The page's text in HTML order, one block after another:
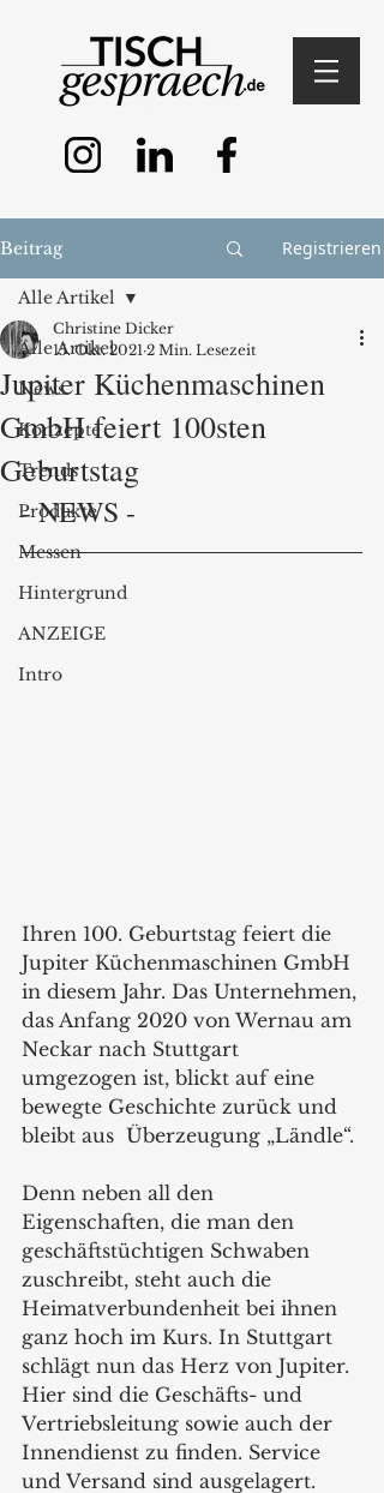
Beitrag Registrieren
Alle Artikel
News
Konzepte
Trends
Produkte
Messen
Hintergrund
ANZEIGE
Intro
Alle Artikel
Jupiter Küchenmaschinen
GmbH feiert 100sten
Geburtstag
Christine Dicker
15. Okt. 2021 2 Min. Lesezeit
- NEWS -
Ihren 100. Geburtstag feiert die
Jupiter Küchenmaschinen GmbH
in diesem Jahr. Das Unternehmen,
das Anfang 2020 von Wernau am
Neckar nach Stuttgart
umgezogen ist, blickt auf eine
bewegte Geschichte zurück und
bleibt aus  Überzeugung „Ländle“.
Denn neben all den
Eigenschaften, die man den
geschäftstüchtigen Schwaben
zuschreibt, steht auch die
Heimatverbundenheit bei ihnen
ganz hoch im Kurs. In Stuttgart
schlägt nun das Herz von Jupiter.
Hier sind die Geschäfts- und
Vertriebsleitung sowie auch der
Innendienst zu finden. Service
und Versand sind ausgelagert.